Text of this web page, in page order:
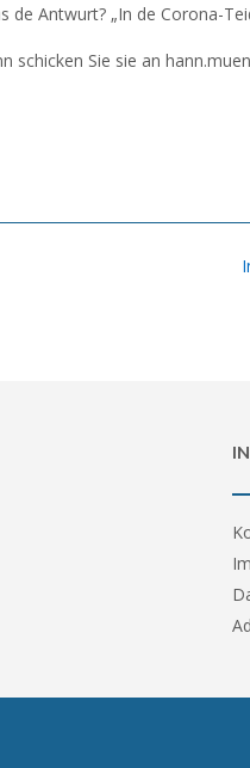
Antwurt? „In de Corona-
Sie sie an